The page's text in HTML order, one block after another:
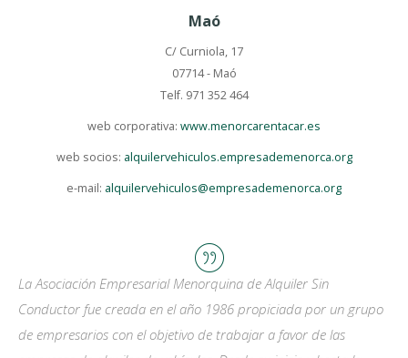
Maó
C/ Curniola, 17
07714 - Maó
Telf. 971 352 464
web corporativa: www.menorcarentacar.es
web socios: alquilervehiculos.empresademenorca.org
e-mail: alquilervehiculos@empresademenorca.org
La Asociación Empresarial Menorquina de Alquiler Sin
Conductor fue creada en el año 1986 propiciada por un grupo
de empresarios con el objetivo de trabajar a favor de las